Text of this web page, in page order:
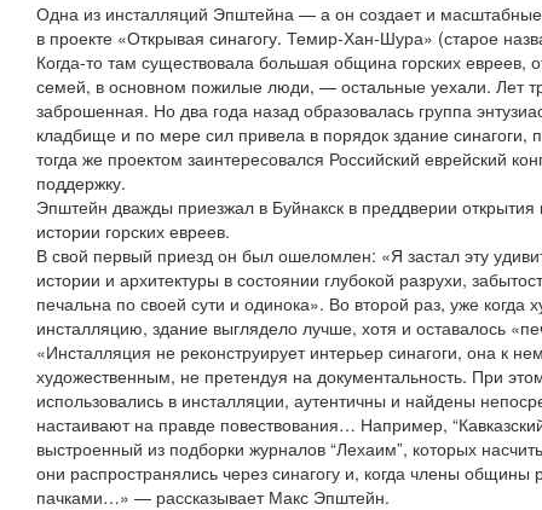
Одна из инсталляций Эпштейна — а он создает и
в проекте «Открывая синагогу. Темир‑Хан‑Шура» (старое
Когда‑то там существовала большая община горских евреев,
семей, в основном пожилые люди, — остальные уехали. Лет
заброшенная. Но два года назад образовалась группа
кладбище и по мере сил привела в порядок здание синагоги,
тогда же проектом заинтересовался Российский еврейский
поддержку.
Эпштейн дважды приезжал в Буйнакск в преддверии открытия
истории горских евреев.
В свой первый приезд он был ошеломлен: «Я застал эту
истории и архитектуры в состоянии глубокой разрухи,
печальна по своей сути и одинока». Во второй раз, уже когда
инсталляцию, здание выглядело лучше, хотя и оставалось
«Инсталляция не реконструирует интерьер синагоги, она к
художественным, не претендуя на документальность. При
использовались в инсталляции, аутентичны и найдены
настаивают на правде повествования… Например,
выстроенный из подборки журналов “Лехаим”, которых
они распространялись через синагогу и, когда члены общины
пачками…» — рассказывает Макс Эпштейн.